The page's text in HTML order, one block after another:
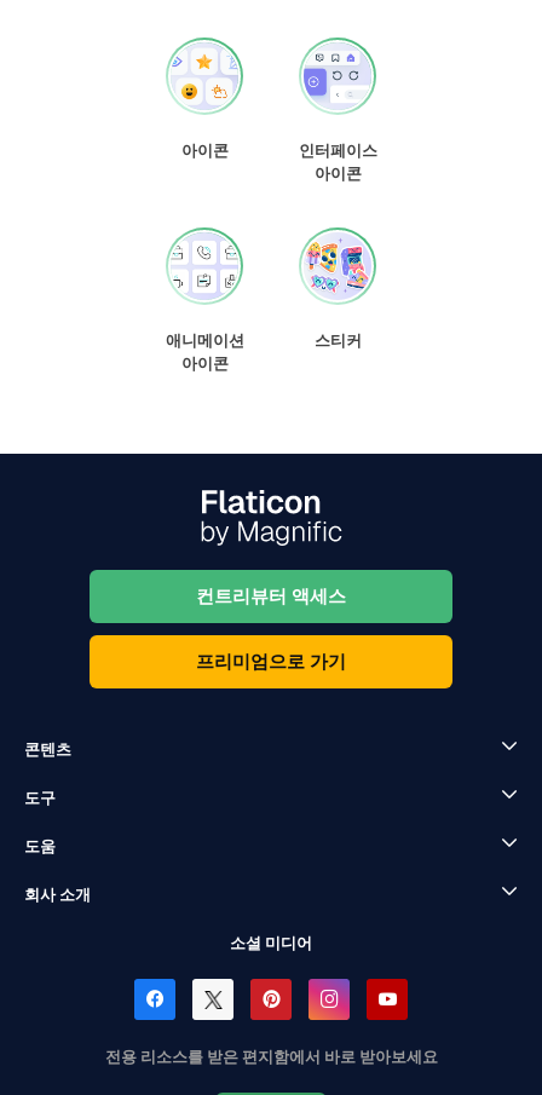
아이콘
인터페이스
아이콘
애니메이션
아이콘
스티커
컨트리뷰터 액세스
프리미엄으로 가기
콘텐츠
도구
도움
회사 소개
소셜 미디어
전용 리소스를 받은 편지함에서 바로 받아보세요